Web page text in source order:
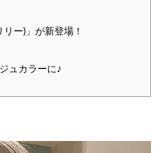
ー)」が新登場！
ュカラーに♪